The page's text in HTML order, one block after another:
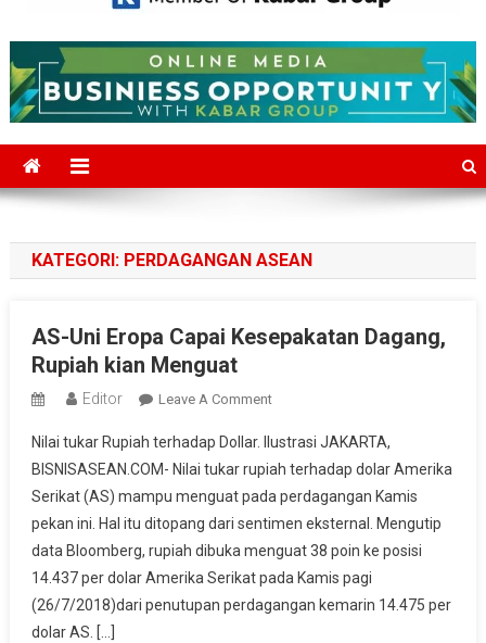
Mediajakarta.com
KATEGORI: PERDAGANGAN ASEAN
AS-Uni Eropa Capai Kesepakatan Dagang,
Rupiah kian Menguat
Editor Leave A CommentOn
Uni
Eropa
Capai
Kesepakatan
Dagang,
Rupiah
Kian
Nilai tukar Rupiah terhadap Dollar. Ilustrasi JAKARTA,
BISNISASEAN.COM- Nilai tukar rupiah terhadap dolar Amerika
Serikat (AS) mampu menguat pada perdagangan Kamis
pekan ini. Hal itu ditopang dari sentimen eksternal. Mengutip
data Bloomberg, rupiah dibuka menguat 38 poin ke posisi
14.437 per dolar Amerika Serikat pada Kamis pagi
(26/7/2018)dari penutupan perdagangan kemarin 14.475 per
dolar AS. […]